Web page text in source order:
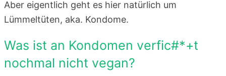
Aber eigentlich geht es hier natürlich um
Lümmeltüten, aka. Kondome.
Was ist an Kondomen verfic#*+t
nochmal nicht vegan?